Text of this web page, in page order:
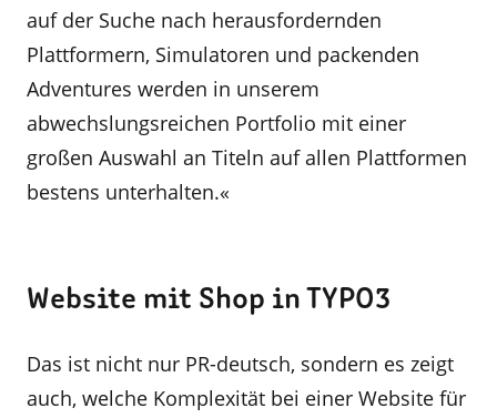
auf der Suche nach herausfordernden
Plattformern, Simulatoren und packenden
Adventures werden in unserem
abwechslungsreichen Portfolio mit einer
großen Auswahl an Titeln auf allen Plattformen
bestens unterhalten.«
Website mit Shop in TYPO3
Das ist nicht nur PR-deutsch, sondern es zeigt
auch, welche Komplexität bei einer Website für